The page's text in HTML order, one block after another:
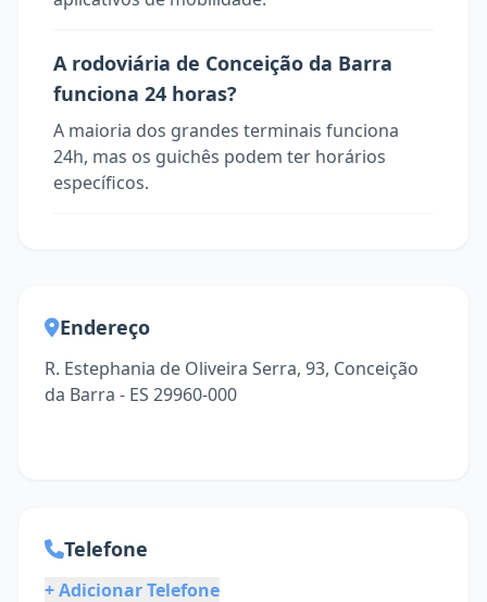
A rodoviária de Conceição da Barra
funciona 24 horas?
A maioria dos grandes terminais funciona
24h, mas os guichês podem ter horários
específicos.
Endereço
R. Estephania de Oliveira Serra, 93, Conceição
da Barra - ES 29960-000
Telefone
+ Adicionar Telefone